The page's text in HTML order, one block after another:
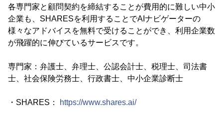
各専門家と顧問契約を締結することが費用的に難しい中小
企業も、SHARESを利用することでAIナビゲーターの
様々なアドバイスを無料で受けることができ、利用企業数
が飛躍的に伸びているサービスです。
専門家：弁護士、弁理士、公認会計士、税理士、司法書
士、社会保険労務士、行政書士、中小企業診断士
・SHARES： https://www.shares.ai/